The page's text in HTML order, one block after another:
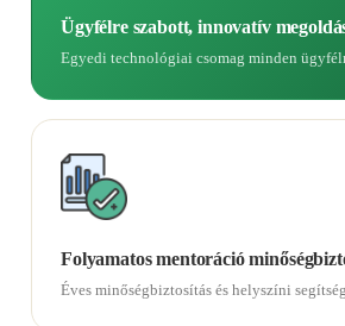
Ügyfélre szabott, innovatív
Egyedi technológiai csomag minden
Folyamatos mentoráció
Éves minőségbiztosítás és helyszíni segítség